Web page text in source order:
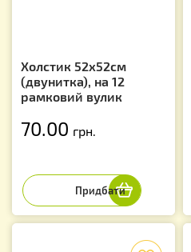
Холстик 52х52см
(двунитка), на 12
рамковий вулик
70.00 грн.